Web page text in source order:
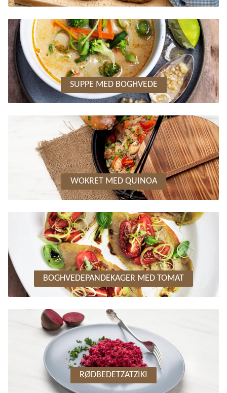
SUPPE MED BOGHVEDE
WOKRET MED QUINOA
BOGHVEDEPANDEKAGER MED TOMAT
RØDBEDETZATZIKI